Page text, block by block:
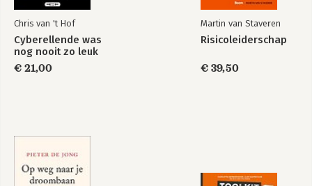
Chris van 't Hof
Cyberellende was
nog nooit zo leuk
€ 21,00
Martin van Staveren
Risicoleiderschap
€ 39,50